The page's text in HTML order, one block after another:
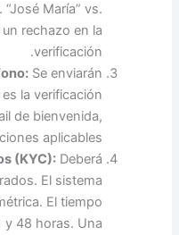
María” vs.
un rechazo en la
verificación.
Se enviarán
la verificación
de bienvenida,
aplicables.
(KYC):Deberá
El sistema
El tiempo
y 48 horas. Una